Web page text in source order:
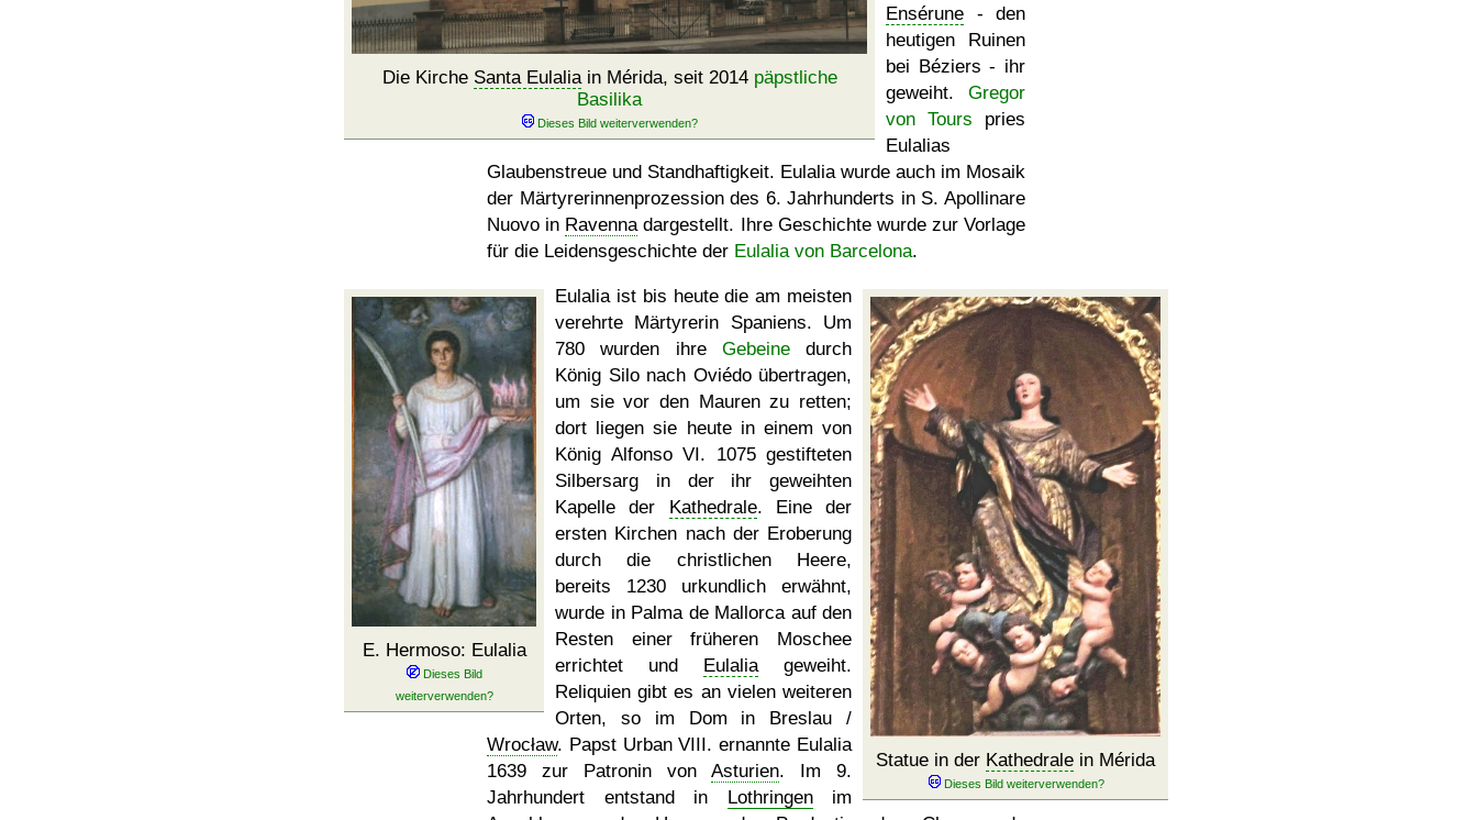
Die Kirche Santa Eulaliain Mérida, seit 2014 päpstliche
Basilika
Ensérune - den
heutigen Ruinen
bei Béziers - ihr
geweiht. Gregor
von Tours pries
Eulalias
Glaubenstreue und Standhaftigkeit. Eulalia wurde auch im Mosaik
der Märtyrerinnenprozession des 6. Jahrhunderts in S. Apollinare
Nuovo in Ravennadargestellt. Ihre Geschichte wurde zur Vorlage
für die Leidensgeschichte der Eulalia von Barcelona.
E. Hermoso: Eulalia
Statue in der Kathedrale in Mérida
Eulalia ist bis heute die am meisten
verehrte Märtyrerin Spaniens. Um
780 wurden ihre Gebeinedurch
König Silo nach Oviédo übertragen,
um sie vor den Mauren zu retten;
dort liegen sie heute in einem von
König Alfonso VI. 1075 gestifteten
Silbersarg in der ihr geweihten
Kapelle der Kathedrale. Eine der
ersten Kirchen nach der Eroberung
durch die christlichen Heere,
bereits 1230 urkundlich erwähnt,
wurde in Palma de Mallorca auf den
Resten einer früheren Moschee
errichtet und Eulaliageweiht.
Reliquien gibt es an vielen weiteren
Orten, so im Dom in Breslau /
Wrocław. Papst Urban VIII. ernannte Eulalia
1639 zur Patronin von Asturien. Im 9.
Jahrhundert entstand in Lothringenim